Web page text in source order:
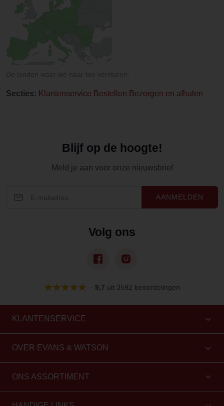
Secties: Klantenservice Bestellen Bezorgen en afhalen
Blijf op de hoogte!
Meld je aan voor onze nieuwsbrief
AANMELDEN
Volg ons
– 9,7 uit 3592 beoordelingen
KLANTENSERVICE
OVER EVANS & WATSON
ONS ASSORTIMENT